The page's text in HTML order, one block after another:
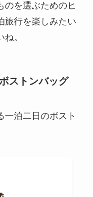
のを選ぶためのヒ
旅行を楽しみたい
。
ストンバッグ
一泊二日のボスト